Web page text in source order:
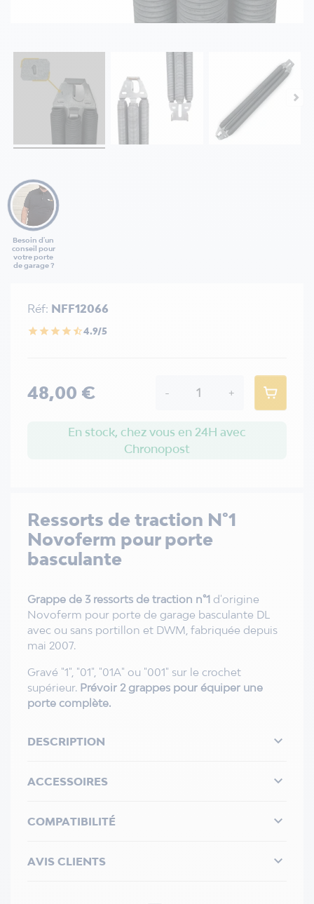
Besoin d'un
conseil pour
votre porte
de garage ?
Ressorts de traction N°1
Novoferm pour porte
basculante
Grappe de 3 ressorts de traction n°1 d'origine
Novoferm pour porte de garage basculante DL
avec ou sans portillon et DWM, fabriquée depuis
mai 2007.
Gravé "1", "01", "01A" ou "001" sur le crochet
supérieur. Prévoir 2 grappes pour équiper une
porte complète.
DESCRIPTION 
ACCESSOIRES 
COMPATIBILITÉ 
AVIS CLIENTS 
Réf: NFF12066
star star star star star_half4.9/5
48,00 € - +
En stock, chez vous en 24H avec
Chronopost